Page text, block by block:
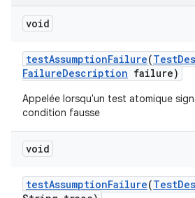
void
testAssumptionFailure(Test
FailureDescription failure)
Appelée lorsqu'un test atomique
condition fausse
void
testAssumptionFailure(Test